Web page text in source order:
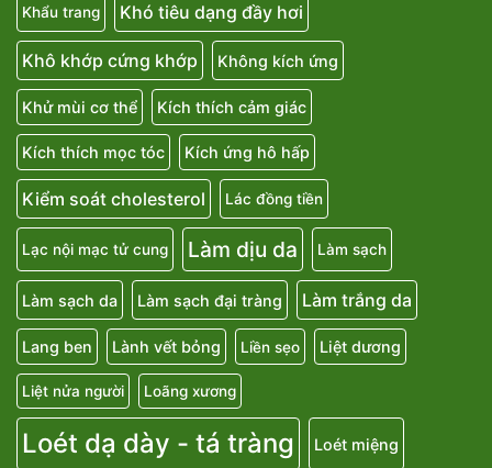
Khẩu trang Khó tiêu dạng đầy hơi
Khô khớp cứng khớp Không kích ứng
Khử mùi cơ thể Kích thích cảm giác
Kích thích mọc tóc Kích ứng hô hấp
Kiểm soát cholesterol Lác đồng tiền
Lạc nội mạc tử cung Làm dịu da Làm sạch
Làm sạch da Làm sạch đại tràng Làm trắng da
Lang ben Lành vết bỏng Liền sẹo Liệt dương
Liệt nửa người Loãng xương
Loét dạ dày - tá tràng Loét miệng